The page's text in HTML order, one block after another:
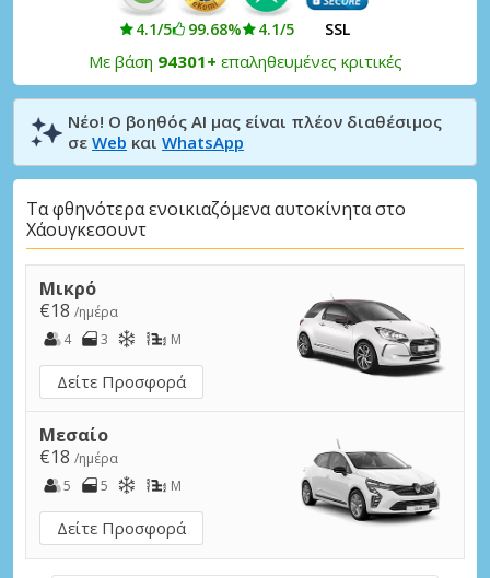
4.1/5 99.68% 4.1/5 SSL
Με βάση 94301+ επαληθευμένες κριτικές
Νέο! Ο βοηθός AI μας είναι πλέον διαθέσιμος
σε Web και WhatsApp
Τα φθηνότερα ενοικιαζόμενα αυτοκίνητα στο
Χάουγκεσουντ
Μικρό
€18 /ημέρα
4
3 M
Δείτε Προσφορά
Μεσαίο
€18 /ημέρα
5
5 M
Δείτε Προσφορά